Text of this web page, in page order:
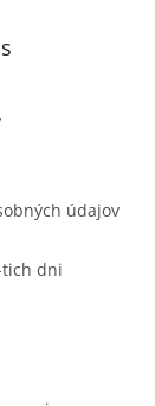
údajov
dni